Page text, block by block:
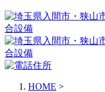
HOME >